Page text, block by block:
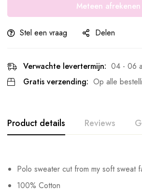
Meteen afrekenen
Stel een vraag Delen
Verwachte levertermijn: 04 - 06
Gratis verzending: Op alle
Product details Reviews
Polo sweater cut from my soft sweat
100% Cotton